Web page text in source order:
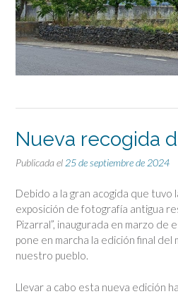
Nueva recogida
Publicada el 25 de septiembre de 2024
Debido a la gran acogida que tuvo
exposición de fotografía antigua
Pizarral”, inaugurada en marzo de
pone en marcha la edición final
nuestro pueblo.
Llevar a cabo esta nueva edición